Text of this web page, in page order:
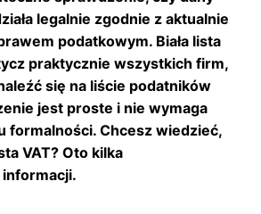
legalnie zgodnie z aktualnie
podatkowym. Biała lista
praktycznie wszystkich firm,
się na liście podatników
jest proste i nie wymaga
formalności. Chcesz wiedzieć,
VAT? Oto kilka